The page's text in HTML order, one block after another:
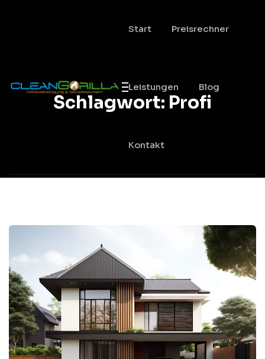
Start Preisrechner
Leistungen Blog
Kontakt
Schlagwort: Profi